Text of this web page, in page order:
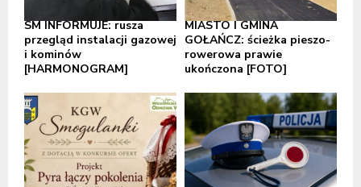
SM INFORMUJE: rusza
przegląd instalacji gazowej
i kominów
[HARMONOGRAM]
MIASTO I GMINA
GOŁAŃCZ: ścieżka pieszo-
rowerowa prawie
ukończona [FOTO]